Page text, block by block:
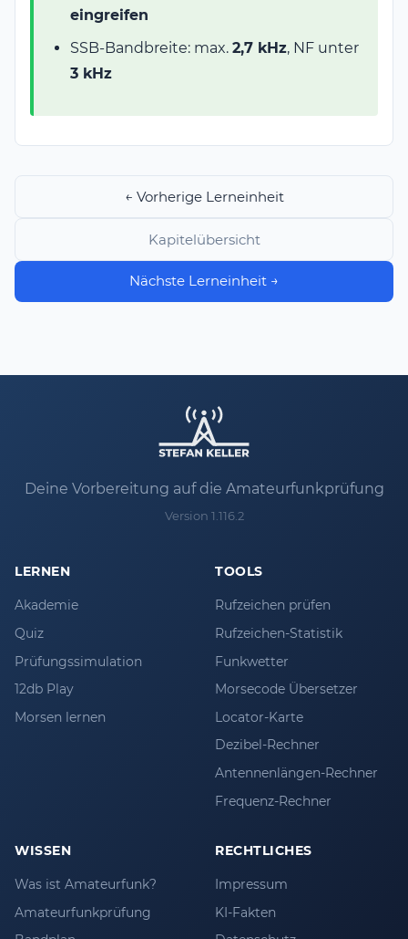
eingreifen
SSB-Bandbreite: max. 2,7 kHz, NF unter
3 kHz
← Vorherige Lerneinheit
Kapitelübersicht
Nächste Lerneinheit →
Deine Vorbereitung auf die Amateurfunkprüfung
Version 1.116.2
LERNEN
Akademie
Quiz
Prüfungssimulation
12db Play
Morsen lernen
TOOLS
Rufzeichen prüfen
Rufzeichen-Statistik
Funkwetter
Morsecode Übersetzer
Locator-Karte
Dezibel-Rechner
Antennenlängen-Rechner
Frequenz-Rechner
WISSEN
Was ist Amateurfunk?
Amateurfunkprüfung
RECHTLICHES
Impressum
KI-Fakten